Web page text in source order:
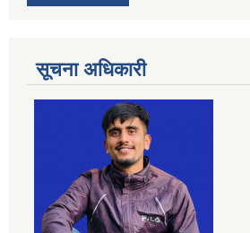
सूचना अधिकारी